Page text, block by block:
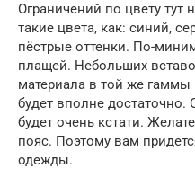
Ограничений по цвету тут
такие цвета, как: синий,
пёстрые оттенки. По-
плащей. Небольших
материала в той же гаммы
будет вполне достаточно.
будет очень кстати.
пояс. Поэтому вам
одежды.